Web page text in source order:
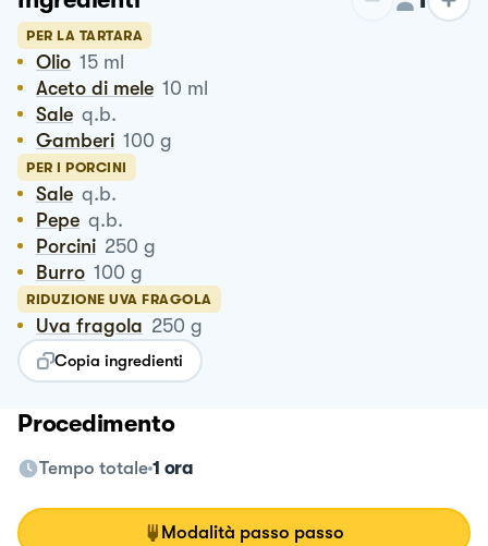
PER LA TARTARA
Olio 15 ml
Aceto di mele 10 ml
Sale q.b.
Gamberi 100 g
PER I PORCINI
Sale q.b.
Pepe q.b.
Porcini 250 g
Burro 100 g
RIDUZIONE UVA FRAGOLA
Uva fragola 250 g
Copia ingredienti
Procedimento
Tempo totale 1 ora
Modalità passo passo